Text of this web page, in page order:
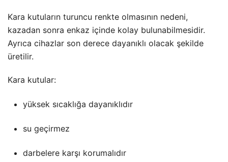
Kara kutuların turuncu renkte olmasının nedeni,
kazadan sonra enkaz içinde kolay bulunabilmesidir.
Ayrıca cihazlar son derece dayanıklı olacak şekilde
üretilir.
Kara kutular:
yüksek sıcaklığa dayanıklıdır
su geçirmez
darbelere karşı korumalıdır